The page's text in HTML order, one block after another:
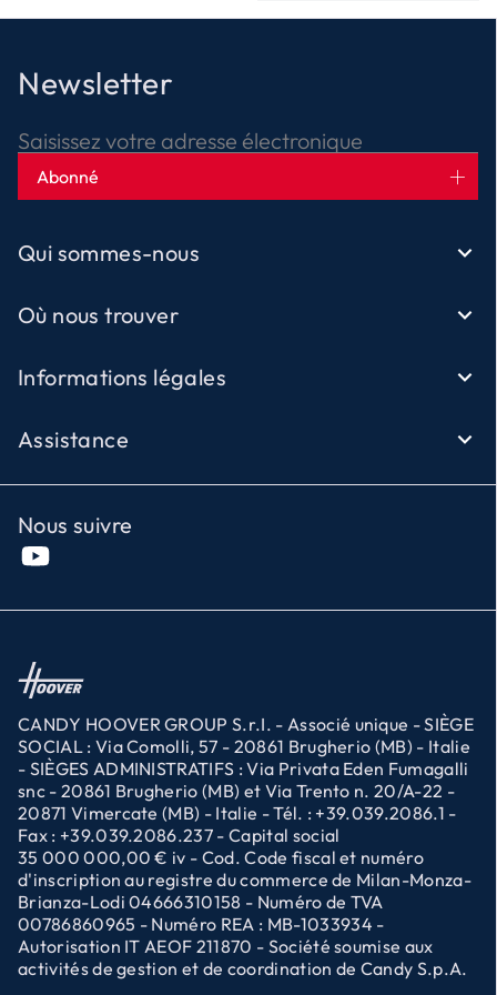
Newsletter
Saisissez votre adresse électronique
Abonné
Qui sommes-nous
Où nous trouver
Informations légales
Assistance
Nous suivre
CANDY HOOVER GROUP S.r.I. - Associé unique - SIÈGE
SOCIAL : Via Comolli, 57 - 20861 Brugherio (MB) - Italie
- SIÈGES ADMINISTRATIFS : Via Privata Eden Fumagalli
snc - 20861 Brugherio (MB) et Via Trento n. 20/A-22 -
20871 Vimercate (MB) - Italie - Tél. : +39.039.2086.1 -
Fax : +39.039.2086.237 - Capital social
35 000 000,00 € iv - Cod. Code fiscal et numéro
d'inscription au registre du commerce de Milan-Monza-
Brianza-Lodi 04666310158 - Numéro de TVA
00786860965 - Numéro REA : MB-1033934 -
Autorisation IT AEOF 211870 - Société soumise aux
activités de gestion et de coordination de Candy S.p.A.